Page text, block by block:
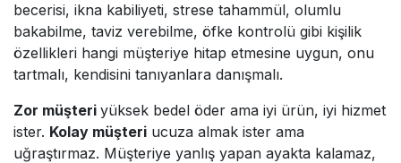
becerisi, ikna kabiliyeti, strese tahammül, olumlu
bakabilme, taviz verebilme, öfke kontrolü gibi kişilik
özellikleri hangi müşteriye hitap etmesine uygun, onu
tartmalı, kendisini tanıyanlara danışmalı.
Zor müşteri yüksek bedel öder ama iyi ürün, iyi hizmet
ister. Kolay müşteri ucuza almak ister ama
uğraştırmaz. Müşteriye yanlış yapan ayakta kalamaz,